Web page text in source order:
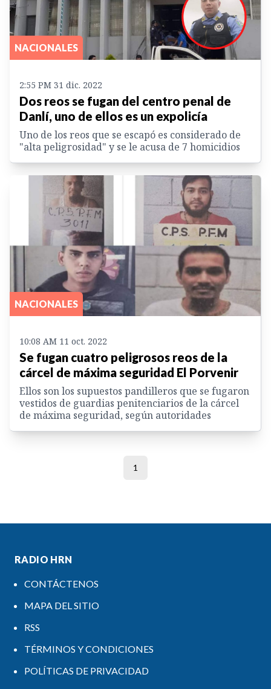
NACIONALES
2:55 PM 31 dic. 2022
Dos reos se fugan del centro penal de
Danlí, uno de ellos es un expolicía
Uno de los reos que se escapó es considerado de
"alta peligrosidad" y se le acusa de 7 homicidios
NACIONALES
10:08 AM 11 oct. 2022
Se fugan cuatro peligrosos reos de la
cárcel de máxima seguridad El Porvenir
Ellos son los supuestos pandilleros que se fugaron
vestidos de guardias penitenciarios de la cárcel
de máxima seguridad, según autoridades
1
RADIO HRN
CONTÁCTENOS
MAPA DEL SITIO
RSS
TÉRMINOS Y CONDICIONES
POLÍTICAS DE PRIVACIDAD